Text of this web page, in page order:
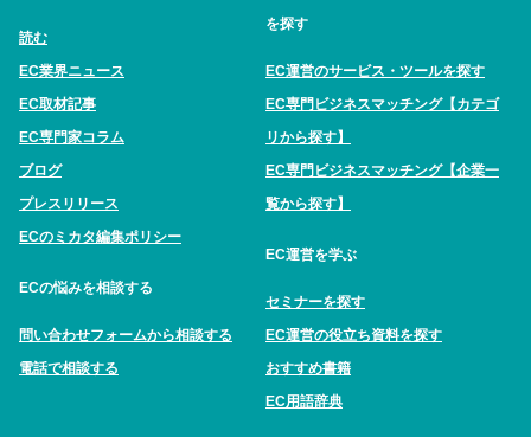
読む
EC業界ニュース
EC取材記事
EC専門家コラム
ブログ
プレスリリース
ECのミカタ編集ポリシー
ECの悩みを相談する
問い合わせフォームから相談する
電話で相談する
を探す
EC運営のサービス・ツールを探す
EC専門ビジネスマッチング【カテゴ
リから探す】
EC専門ビジネスマッチング【企業一
覧から探す】
EC運営を学ぶ
セミナーを探す
EC運営の役立ち資料を探す
おすすめ書籍
EC用語辞典